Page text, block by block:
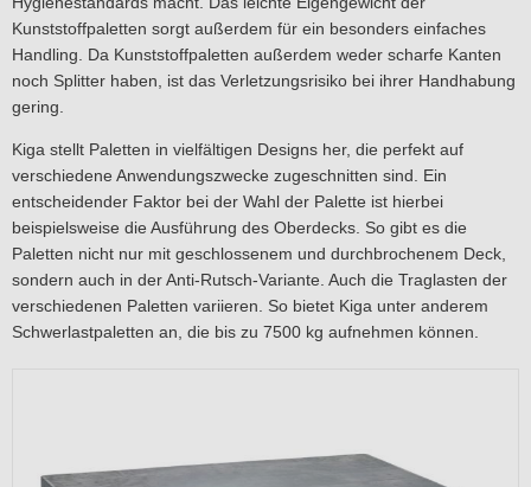
Kunststoffpaletten sorgt außerdem für ein besonders einfaches
Handling. Da Kunststoffpaletten außerdem weder scharfe Kanten
noch Splitter haben, ist das Verletzungsrisiko bei ihrer Handhabung
gering.
Kiga stellt Paletten in vielfältigen Designs her, die perfekt auf
verschiedene Anwendungszwecke zugeschnitten sind. Ein
entscheidender Faktor bei der Wahl der Palette ist hierbei
beispielsweise die Ausführung des Oberdecks. So gibt es die
Paletten nicht nur mit geschlossenem und durchbrochenem Deck,
sondern auch in der Anti-Rutsch-Variante. Auch die Traglasten der
verschiedenen Paletten variieren. So bietet Kiga unter anderem
Schwerlastpaletten an, die bis zu 7500 kg aufnehmen können.